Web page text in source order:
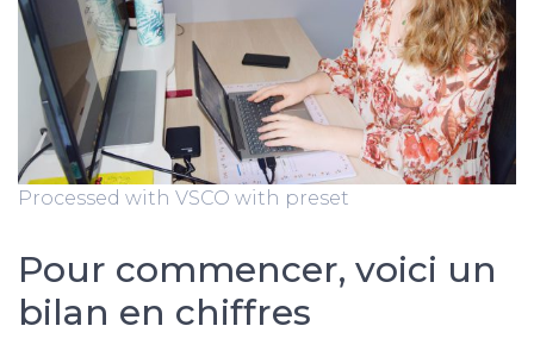
Processed with VSCO with preset
Pour commencer, voici un
bilan en chiffres